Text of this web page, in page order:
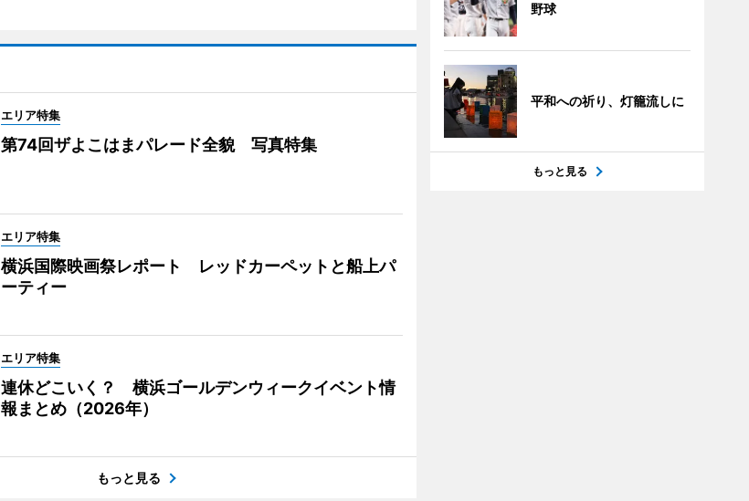
エリア特集
第74回ザよこはまパレード全貌 写真特集
エリア特集
横浜国際映画祭レポート レッドカーペットと船上パ
ーティー
エリア特集
連休どこいく？ 横浜ゴールデンウィークイベント情
報まとめ（2026年）
もっと見る
野球
平和への祈り、灯籠流しに
もっと見る